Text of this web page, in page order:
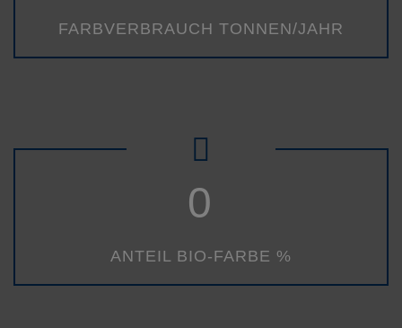
FARBVERBRAUCH TONNEN/JAHR
0
ANTEIL BIO-FARBE %